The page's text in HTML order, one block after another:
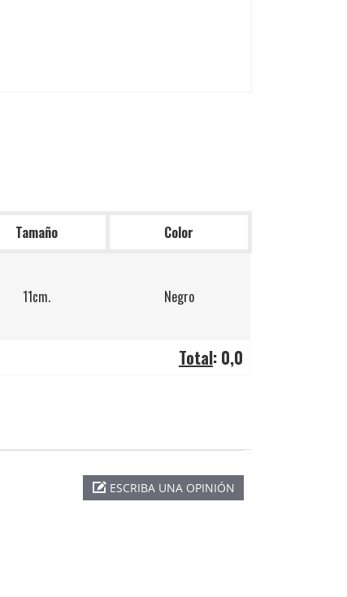
Tamaño Color
11cm. Negro
Total: 0,0
ESCRIBA UNA OPINIÓN